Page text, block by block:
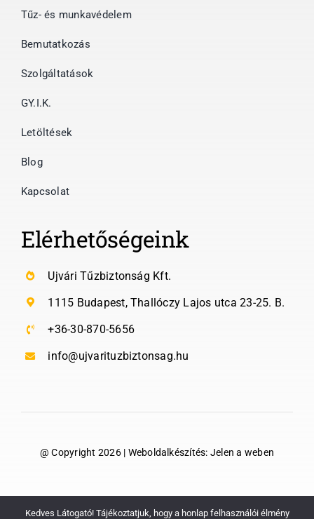
Tűz- és munkavédelem
Bemutatkozás
Szolgáltatások
GY.I.K.
Letöltések
Blog
Kapcsolat
Elérhetőségeink
Ujvári Tűzbiztonság Kft.
1115 Budapest, Thallóczy Lajos utca 23-25. B.
+36-30-870-5656
info@ujvarituzbiztonsag.hu
@ Copyright 2026 | Weboldalkészítés: Jelen a weben
SEOzseni
Kedves Látogató! Tájékoztatjuk, hogy a honlap felhasználói élmény